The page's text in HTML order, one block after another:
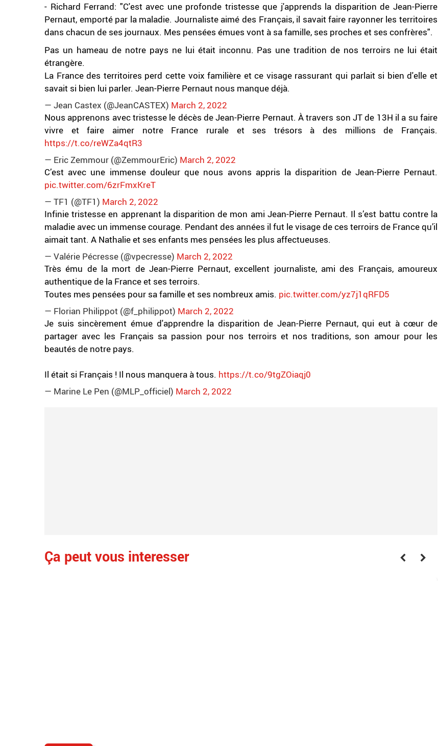
- Richard Ferrand: "C'est avec une profonde tristesse que j'apprends la disparition de Jean-Pierre
Pernaut, emporté par la maladie. Journaliste aimé des Français, il savait faire rayonner les territoires
dans chacun de ses journaux. Mes pensées émues vont à sa famille, ses proches et ses confrères".
Pas un hameau de notre pays ne lui était inconnu. Pas une tradition de nos terroirs ne lui était
étrangère.
La France des territoires perd cette voix familière et ce visage rassurant qui parlait si bien d'elle et
savait si bien lui parler. Jean-Pierre Pernaut nous manque déjà.
— Jean Castex (@JeanCASTEX) March 2, 2022
Nous apprenons avec tristesse le décès de Jean-Pierre Pernaut. À travers son JT de 13H il a su faire
vivre et faire aimer notre France rurale et ses trésors à des millions de Français.
https://t.co/reWZa4qtR3
— Eric Zemmour (@ZemmourEric) March 2, 2022
C’est avec une immense douleur que nous avons appris la disparition de Jean-Pierre Pernaut.
pic.twitter.com/6zrFmxKreT
— TF1 (@TF1) March 2, 2022
Infinie tristesse en apprenant la disparition de mon ami Jean-Pierre Pernaut. Il s’est battu contre la
maladie avec un immense courage. Pendant des années il fut le visage de ces terroirs de France qu’il
aimait tant. A Nathalie et ses enfants mes pensées les plus affectueuses.
— Valérie Pécresse (@vpecresse) March 2, 2022
Très ému de la mort de Jean-Pierre Pernaut, excellent journaliste, ami des Français, amoureux
authentique de la France et ses terroirs.
Toutes mes pensées pour sa famille et ses nombreux amis. pic.twitter.com/yz7j1qRFD5
— Florian Philippot (@f_philippot) March 2, 2022
Je suis sincèrement émue d'apprendre la disparition de Jean-Pierre Pernaut, qui eut à cœur de
partager avec les Français sa passion pour nos terroirs et nos traditions, son amour pour les
beautés de notre pays.
Il était si Français ! Il nous manquera à tous. https://t.co/9tgZOiaqj0
— Marine Le Pen (@MLP_officiel) March 2, 2022
Ça peut vous interesser